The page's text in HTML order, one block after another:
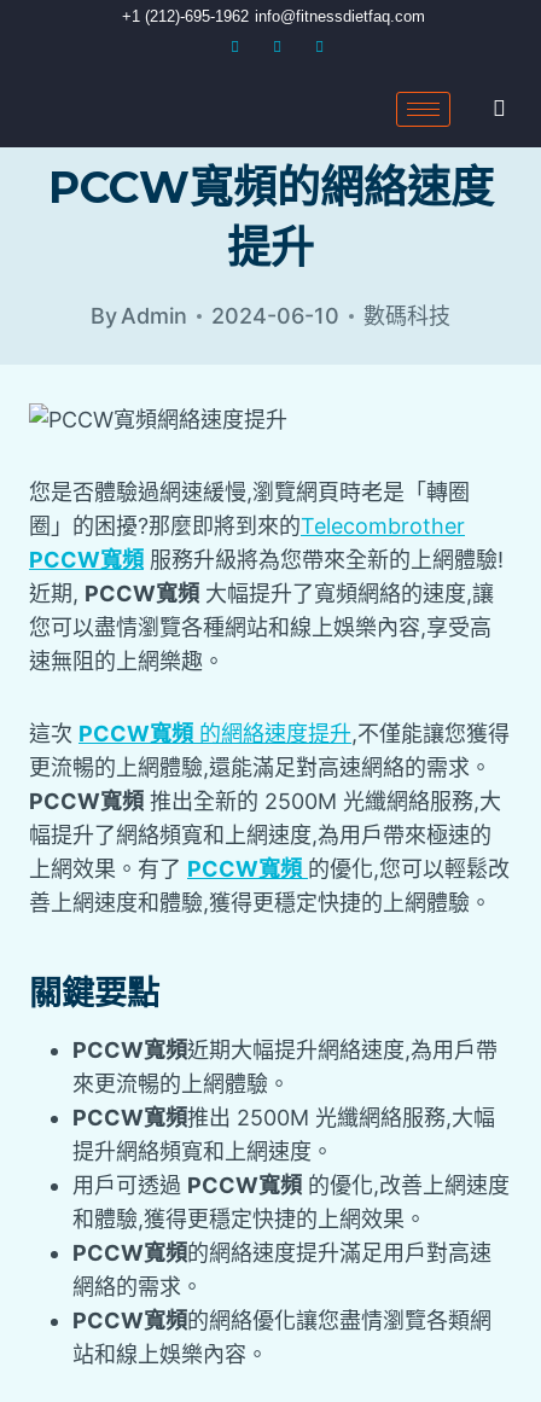
+1 (212)-695-1962 info@fitnessdietfaq.com
PCCW寬頻的網絡速度
提升
ByAdmin 2024-06-10 數碼科技
您是否體驗過網速緩慢,瀏覽網頁時老是「轉圈
圈」的困擾?那麼即將到來的Telecombrother
PCCW寬頻 服務升級將為您帶來全新的上網體驗!
近期, PCCW寬頻 大幅提升了寬頻網絡的速度,讓
您可以盡情瀏覽各種網站和線上娛樂內容,享受高
速無阻的上網樂趣。
這次 PCCW寬頻 的網絡速度提升,不僅能讓您獲得
更流暢的上網體驗,還能滿足對高速網絡的需求。
PCCW寬頻 推出全新的 2500M 光纖網絡服務,大
幅提升了網絡頻寬和上網速度,為用戶帶來極速的
上網效果。有了 PCCW寬頻 的優化,您可以輕鬆改
善上網速度和體驗,獲得更穩定快捷的上網體驗。
關鍵要點
PCCW寬頻近期大幅提升網絡速度,為用戶帶
來更流暢的上網體驗。
PCCW寬頻推出 2500M 光纖網絡服務,大幅
提升網絡頻寬和上網速度。
用戶可透過 PCCW寬頻 的優化,改善上網速度
和體驗,獲得更穩定快捷的上網效果。
PCCW寬頻的網絡速度提升滿足用戶對高速
網絡的需求。
PCCW寬頻的網絡優化讓您盡情瀏覽各類網
站和線上娛樂內容。